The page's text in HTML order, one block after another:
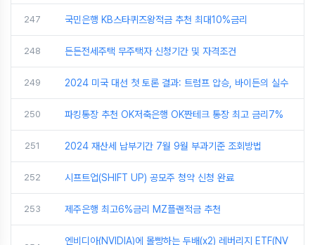
247 국민은행 KB스타퀴즈왕적금 추천 최대10%금리
248 든든전세주택 무주택자 신청기간 및 자격조건
249 2024 미국 대선 첫 토론 결과: 트럼프 압승, 바이든의 실수
250 파킹통장 추천 OK저축은행 OK짠테크 통장 최고 금리7%
251 2024 재산세 납부기간 7월 9월 부과기준 조회방법
252 시프트업(SHIFT UP) 공모주 청약 신청 완료
253 제주은행 최고6%금리 MZ플랜적금 추천
엔비디아(NVIDIA)에 몰빵하는 두배(x2) 레버리지 ETF(NV